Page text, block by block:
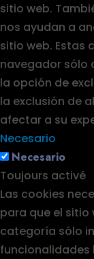
sitio web.
nos ayudan a
sitio web. Estas
navegador sólo
la opción de
la exclusión de
afectar a su
Necesario
Necesario
Toujours activé
Las cookies
para que el sitio
categoría sólo